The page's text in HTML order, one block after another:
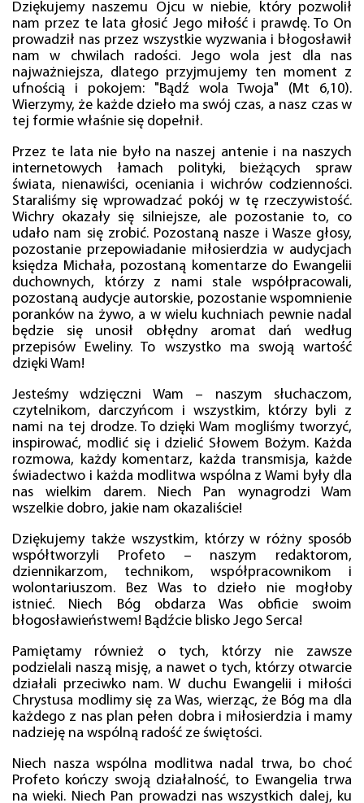
Dziękujemy naszemu Ojcu w niebie, który pozwolił
nam przez te lata głosić Jego miłość i prawdę. To On
prowadził nas przez wszystkie wyzwania i błogosławił
nam w chwilach radości. Jego wola jest dla nas
najważniejsza, dlatego przyjmujemy ten moment z
ufnością i pokojem: "Bądź wola Twoja" (Mt 6,10).
Wierzymy, że każde dzieło ma swój czas, a nasz czas w
tej formie właśnie się dopełnił.
Przez te lata nie było na naszej antenie i na naszych
internetowych łamach polityki, bieżących spraw
świata, nienawiści, oceniania i wichrów codzienności.
Staraliśmy się wprowadzać pokój w tę rzeczywistość.
Wichry okazały się silniejsze, ale pozostanie to, co
udało nam się zrobić. Pozostaną nasze i Wasze głosy,
pozostanie przepowiadanie miłosierdzia w audycjach
księdza Michała, pozostaną komentarze do Ewangelii
duchownych, którzy z nami stale współpracowali,
pozostaną audycje autorskie, pozostanie wspomnienie
poranków na żywo, a w wielu kuchniach pewnie nadal
będzie się unosił obłędny aromat dań według
przepisów Eweliny. To wszystko ma swoją wartość
dzięki Wam!
Jesteśmy wdzięczni Wam – naszym słuchaczom,
czytelnikom, darczyńcom i wszystkim, którzy byli z
nami na tej drodze. To dzięki Wam mogliśmy tworzyć,
inspirować, modlić się i dzielić Słowem Bożym. Każda
rozmowa, każdy komentarz, każda transmisja, każde
świadectwo i każda modlitwa wspólna z Wami były dla
nas wielkim darem. Niech Pan wynagrodzi Wam
wszelkie dobro, jakie nam okazaliście!
Dziękujemy także wszystkim, którzy w różny sposób
współtworzyli Profeto – naszym redaktorom,
dziennikarzom, technikom, współpracownikom i
wolontariuszom. Bez Was to dzieło nie mogłoby
istnieć. Niech Bóg obdarza Was obficie swoim
błogosławieństwem! Bądźcie blisko Jego Serca!
Pamiętamy również o tych, którzy nie zawsze
podzielali naszą misję, a nawet o tych, którzy otwarcie
działali przeciwko nam. W duchu Ewangelii i miłości
Chrystusa modlimy się za Was, wierząc, że Bóg ma dla
każdego z nas plan pełen dobra i miłosierdzia i mamy
nadzieję na wspólną radość ze świętości.
Niech nasza wspólna modlitwa nadal trwa, bo choć
Profeto kończy swoją działalność, to Ewangelia trwa
na wieki. Niech Pan prowadzi nas wszystkich dalej, ku